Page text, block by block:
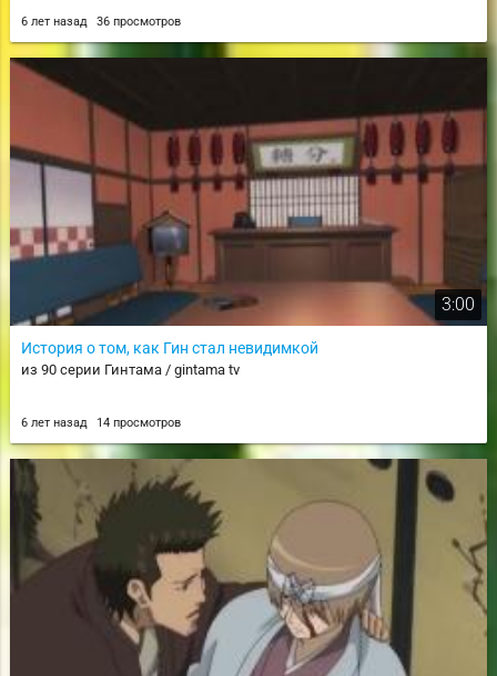
6 лет назад 36 просмотров
3:00
История о том, как Гин стал невидимкой
из 90 серии Гинтама / gintama tv
6 лет назад 14 просмотров